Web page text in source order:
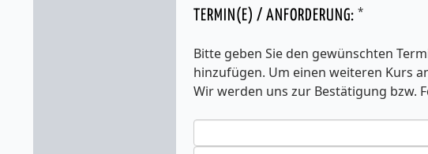
TERMIN(E) / ANFORDERUNG: *
Bitte geben Sie den gewünschten
hinzufügen. Um einen weiteren Kurs
Wir werden uns zur Bestätigung bzw.